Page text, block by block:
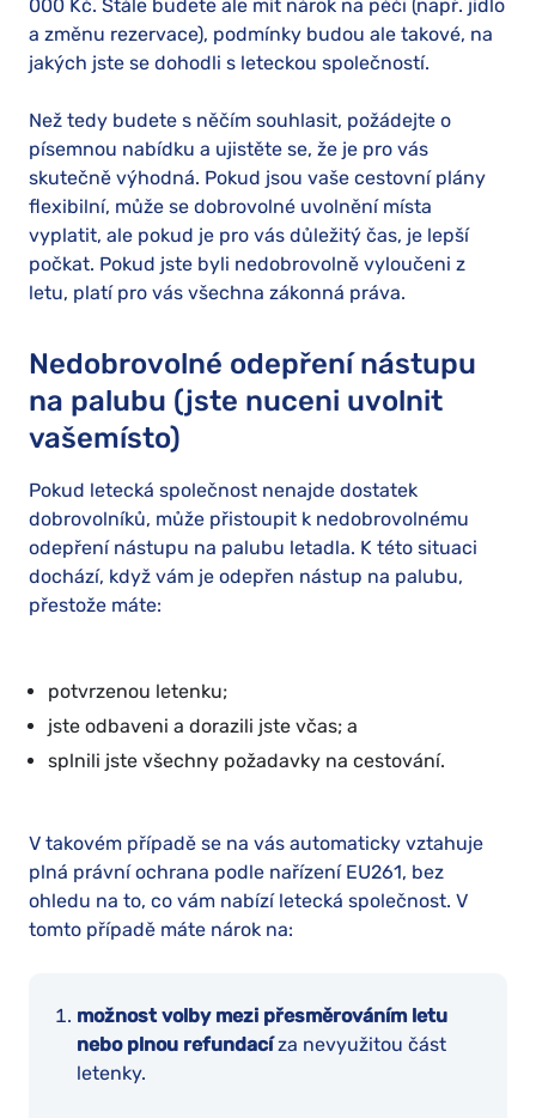
000 Kč. Stále budete ale mít nárok na péči (např. jídlo
a změnu rezervace), podmínky budou ale takové, na
jakých jste se dohodli s leteckou společností.
Než tedy budete s něčím souhlasit, požádejte o
písemnou nabídku a ujistěte se, že je pro vás
skutečně výhodná. Pokud jsou vaše cestovní plány
flexibilní, může se dobrovolné uvolnění místa
vyplatit, ale pokud je pro vás důležitý čas, je lepší
počkat. Pokud jste byli nedobrovolně vyloučeni z
letu, platí pro vás všechna zákonná práva.
Nedobrovolné odepření nástupu
na palubu (jste nuceni uvolnit
vašemísto)
Pokud letecká společnost nenajde dostatek
dobrovolníků, může přistoupit k nedobrovolnému
odepření nástupu na palubu letadla. K této situaci
dochází, když vám je odepřen nástup na palubu,
přestože máte:
potvrzenou letenku;
jste odbaveni a dorazili jste včas; a
splnili jste všechny požadavky na cestování.
V takovém případě se na vás automaticky vztahuje
plná právní ochrana podle nařízení EU261, bez
ohledu na to, co vám nabízí letecká společnost. V
tomto případě máte nárok na:
možnost volby mezi přesměrováním letu
nebo plnou refundacíza nevyužitou část
letenky.